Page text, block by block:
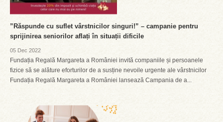
”Răspunde cu suflet vârstnicilor singuri!” – campanie pentru
sprijinirea seniorilor aflați în situații dificile
05 Dec 2022
Fundația Regală Margareta a României invită companiile și persoanele
fizice să se alăture eforturilor de a susține nevoile urgente ale vârstnicilor
Fundația Regală Margareta a României lansează Campania de a...